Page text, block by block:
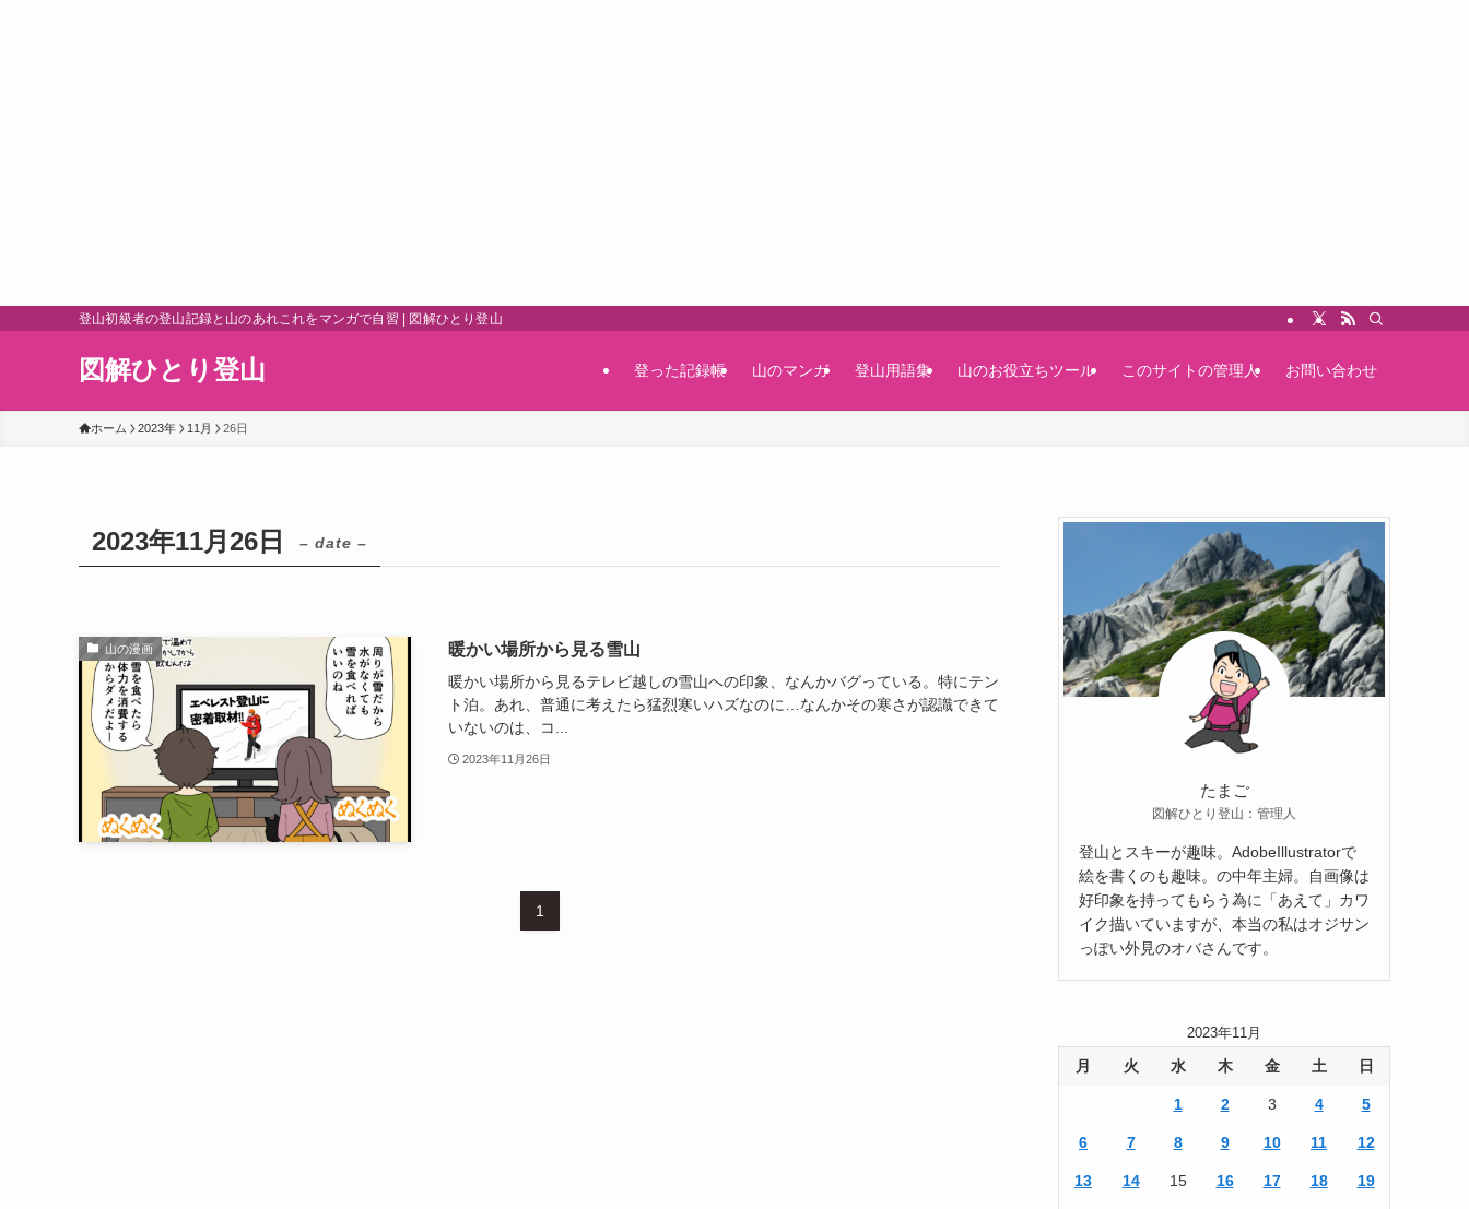
登山初級者の登山記録と山のあれこれをマンガで自習 | 図解ひとり登山
図解ひとり登山 登った記録帳 山のマンガ 登山用語集 山のお役立ちツール このサイトの管理人 お問い合わせ
ホーム 2023年 11月 26日
2023年11月26日 – date –
山の漫画 暖かい場所から見る雪山
暖かい場所から見るテレビ越しの雪山への印象、なんかバグっている。特にテン
ト泊。あれ、普通に考えたら猛烈寒いハズなのに…なんかその寒さが認識できて
いないのは、コ...
2023年11月26日
1
たまご
図解ひとり登山：管理人
登山とスキーが趣味。AdobeIllustratorで
絵を書くのも趣味。の中年主婦。自画像は
好印象を持ってもらう為に「あえて」カワ
イク描いていますが、本当の私はオジサン
っぽい外見のオバさんです。
2023年11月
月 火 水 木 金 土 日
1 2 3 4 5
6 7 8 9 10 11 12
13 14 15 16 17 18 19